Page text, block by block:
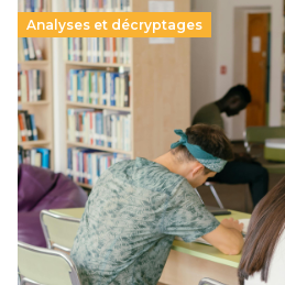
Analyses et décryptages
Supérieur privé : une dérive
promesse républicaine
11 juillet 2026-
Le projet de loi sur la régulation
supérieur privé met en lumière
qui relègue l’acte pédagogique
Lire la suite →